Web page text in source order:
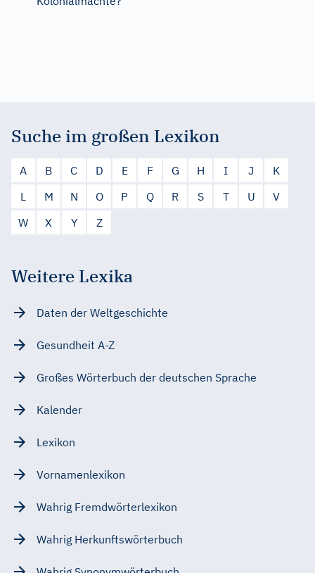
Suche im großen Lexikon
A B C D E F G H I J
K
L
M N O P Q R S T U
V
W
X Y Z
Weitere Lexika
Daten der Weltgeschichte
Gesundheit A-Z
Großes Wörterbuch der deutschen Sprache
Kalender
Lexikon
Vornamenlexikon
Wahrig Fremdwörterlexikon
Wahrig Herkunftswörterbuch